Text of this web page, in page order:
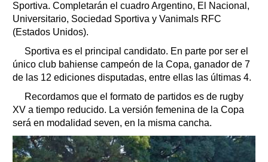
Sportiva. Completarán el cuadro Argentino, El Nacional,
Universitario, Sociedad Sportiva y Vanimals RFC
(Estados Unidos).
Sportiva es el principal candidato. En parte por ser el
único club bahiense campeón de la Copa, ganador de 7
de las 12 ediciones disputadas, entre ellas las últimas 4.
Recordamos que el formato de partidos es de rugby
XV a tiempo reducido. La versión femenina de la Copa
será en modalidad seven, en la misma cancha.